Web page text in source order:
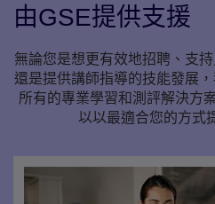
由GSE提供支援
無論您是想更有效地招聘、支
還是提供講師指導的技能發展
所有的專業學習和測評解決方
以以最適合您的方式